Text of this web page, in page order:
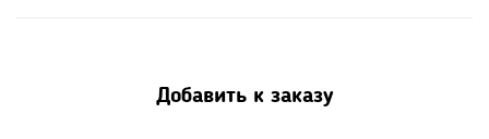
Добавить к заказу